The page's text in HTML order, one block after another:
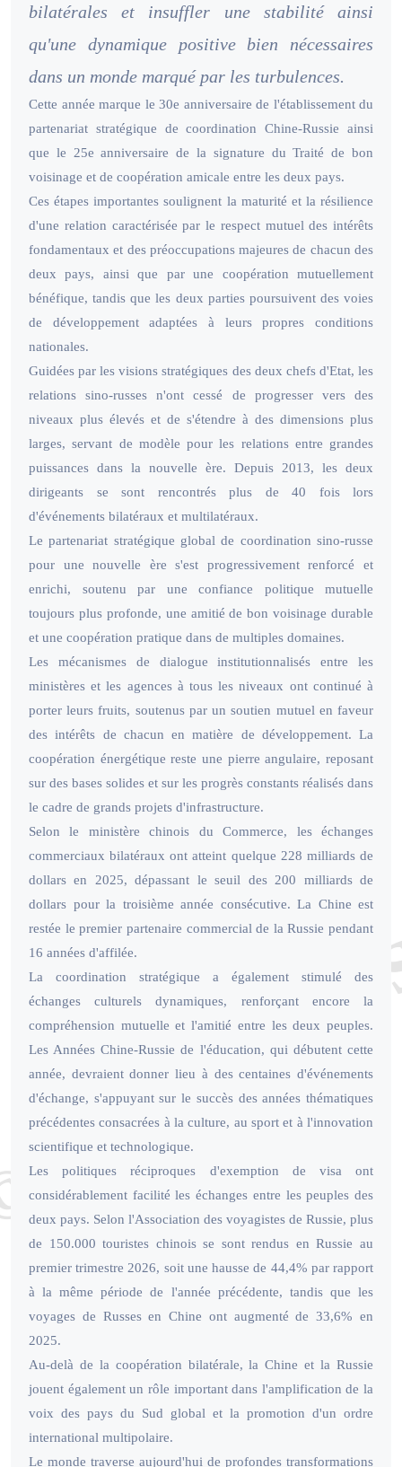
bilatérales et insuffler une stabilité ainsi
qu'une dynamique positive bien nécessaires
dans un monde marqué par les turbulences.
Cette année marque le 30e anniversaire de l'établissement du
partenariat stratégique de coordination Chine-Russie ainsi
que le 25e anniversaire de la signature du Traité de bon
voisinage et de coopération amicale entre les deux pays.
Ces étapes importantes soulignent la maturité et la résilience
d'une relation caractérisée par le respect mutuel des intérêts
fondamentaux et des préoccupations majeures de chacun des
deux pays, ainsi que par une coopération mutuellement
bénéfique, tandis que les deux parties poursuivent des voies
de développement adaptées à leurs propres conditions
nationales.
Guidées par les visions stratégiques des deux chefs d'Etat, les
relations sino-russes n'ont cessé de progresser vers des
niveaux plus élevés et de s'étendre à des dimensions plus
larges, servant de modèle pour les relations entre grandes
puissances dans la nouvelle ère. Depuis 2013, les deux
dirigeants se sont rencontrés plus de 40 fois lors
d'événements bilatéraux et multilatéraux.
Le partenariat stratégique global de coordination sino-russe
pour une nouvelle ère s'est progressivement renforcé et
enrichi, soutenu par une confiance politique mutuelle
toujours plus profonde, une amitié de bon voisinage durable
et une coopération pratique dans de multiples domaines.
Les mécanismes de dialogue institutionnalisés entre les
ministères et les agences à tous les niveaux ont continué à
porter leurs fruits, soutenus par un soutien mutuel en faveur
des intérêts de chacun en matière de développement. La
coopération énergétique reste une pierre angulaire, reposant
sur des bases solides et sur les progrès constants réalisés dans
le cadre de grands projets d'infrastructure.
Selon le ministère chinois du Commerce, les échanges
commerciaux bilatéraux ont atteint quelque 228 milliards de
dollars en 2025, dépassant le seuil des 200 milliards de
dollars pour la troisième année consécutive. La Chine est
restée le premier partenaire commercial de la Russie pendant
16 années d'affilée.
La coordination stratégique a également stimulé des
échanges culturels dynamiques, renforçant encore la
compréhension mutuelle et l'amitié entre les deux peuples.
Les Années Chine-Russie de l'éducation, qui débutent cette
année, devraient donner lieu à des centaines d'événements
d'échange, s'appuyant sur le succès des années thématiques
précédentes consacrées à la culture, au sport et à l'innovation
scientifique et technologique.
Les politiques réciproques d'exemption de visa ont
considérablement facilité les échanges entre les peuples des
deux pays. Selon l'Association des voyagistes de Russie, plus
de 150.000 touristes chinois se sont rendus en Russie au
premier trimestre 2026, soit une hausse de 44,4% par rapport
à la même période de l'année précédente, tandis que les
voyages de Russes en Chine ont augmenté de 33,6% en
2025.
Au-delà de la coopération bilatérale, la Chine et la Russie
jouent également un rôle important dans l'amplification de la
voix des pays du Sud global et la promotion d'un ordre
international multipolaire.
Le monde traverse aujourd'hui de profondes transformations